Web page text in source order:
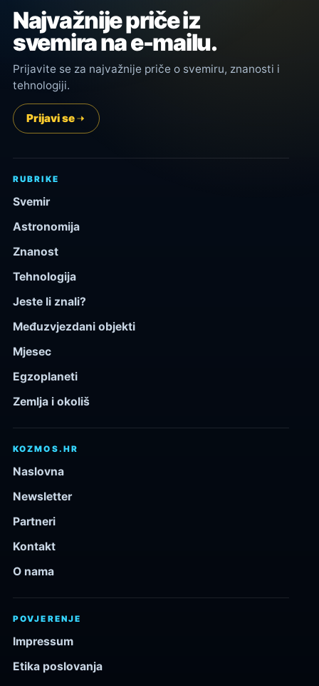
Najvažnije priče iz
svemira na e-mailu.
Prijavite se za najvažnije priče o svemiru, znanosti i
tehnologiji.
Prijavi se
RUBRIKE
Svemir
Astronomija
Znanost
Tehnologija
Jeste li znali?
Međuzvjezdani objekti
Mjesec
Egzoplaneti
Zemlja i okoliš
KOZMOS.HR
Naslovna
Newsletter
Partneri
Kontakt
O nama
POVJERENJE
Impressum
Etika poslovanja